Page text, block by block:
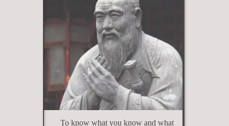
To know what you know and what